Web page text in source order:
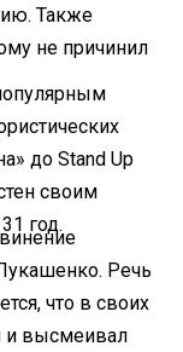
Также
не причинил
до Stand Up
своим
год.
Речь
что в своих
и высмеивал